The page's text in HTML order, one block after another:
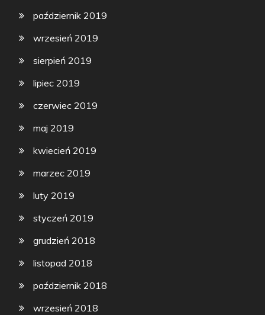
październik 2019
wrzesień 2019
sierpień 2019
lipiec 2019
czerwiec 2019
maj 2019
kwiecień 2019
marzec 2019
luty 2019
styczeń 2019
grudzień 2018
listopad 2018
październik 2018
wrzesień 2018